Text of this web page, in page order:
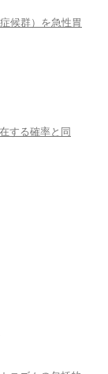
候群）を急性胃
する確率と同